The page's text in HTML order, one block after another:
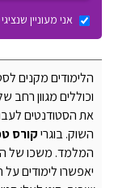
אני מעוניין
הלימודים מקנים
וכוללים מגוון
את הסטודנטים
השוק. בוגריקורס
המלמד. משכו של
יאפשרו לימודים